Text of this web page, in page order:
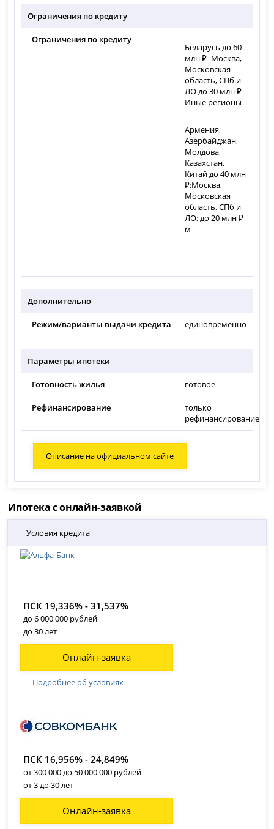
Ограничения по кредиту
Ограничения по кредиту
Беларусь до 60
млн ₽- Москва,
Московская
область, СПб и
ЛО до 30 млн ₽
Иные регионы
Армения,
Азербайджан,
Молдова,
Казахстан,
Китай до 40 млн
₽;Москва,
Московская
область, СПб и
ЛО; до 20 млн ₽
м
Дополнительно
Режим/варианты выдачи кредита единовременно
Параметры ипотеки
Готовность жилья готовое
Рефинансирование
только
рефинансирование
Описание на официальном сайте
Ипотека с онлайн-заявкой
Условия кредита
ПСК 19,336% - 31,537%
до 6 000 000 рублей
до 30 лет
Онлайн-заявка
Подробнее об условиях
ПСК 16,956% - 24,849%
от 300 000 до 50 000 000 рублей
от 3 до 30 лет
Онлайн-заявка